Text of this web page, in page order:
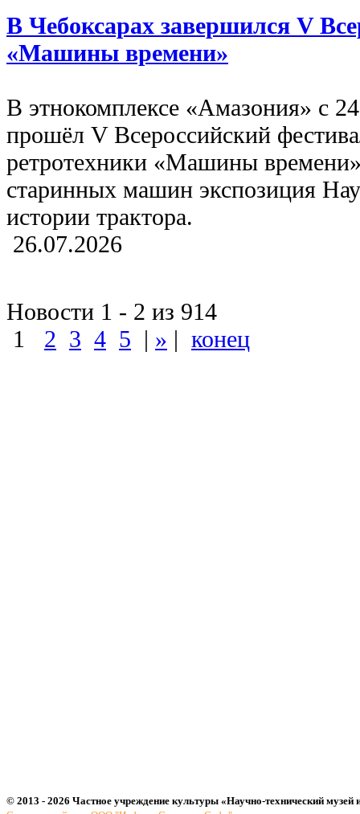
В Чебоксарах завершился V
«Машины времени»
В этнокомплексе «Амазония» с
прошёл V Всероссийский
ретротехники «Машины
старинных машин экспозиция
истории трактора.
26.07.2026
Новости 1 - 2 из 914
1
2 3 4 5 | » | конец
© 2013 - 2026 Частное учреждение культуры «Научно-технический музей